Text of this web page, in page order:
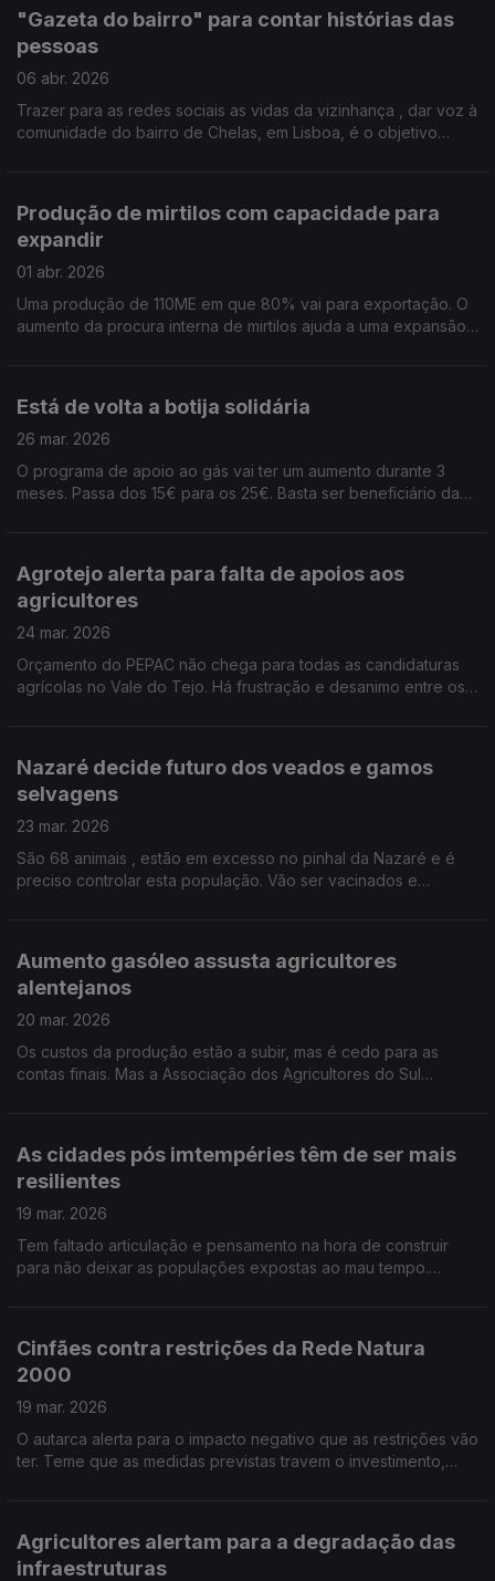
"Gazeta do bairro" para contar histórias das
pessoas
06 abr. 2026
Trazer para as redes sociais as vidas da vizinhança , dar voz à
comunidade do bairro de Chelas, em Lisboa, é o objetivo
Produção de mirtilos com capacidade para
expandir
01 abr. 2026
Uma produção de 110ME em que 80% vai para exportação. O
aumento da procura interna de mirtilos ajuda a uma expansão
Está de volta a botija solidária
26 mar. 2026
O programa de apoio ao gás vai ter um aumento durante 3
meses. Passa dos 15€ para os 25€. Basta ser beneficiário da
Agrotejo alerta para falta de apoios aos
agricultores
24 mar. 2026
Orçamento do PEPAC não chega para todas as candidaturas
agrícolas no Vale do Tejo. Há frustração e desanimo entre os
Nazaré decide futuro dos veados e gamos
selvagens
23 mar. 2026
São 68 animais , estão em excesso no pinhal da Nazaré e é
preciso controlar esta população. Vão ser vacinados e
Aumento gasóleo assusta agricultores
alentejanos
20 mar. 2026
Os custos da produção estão a subir, mas é cedo para as
contas finais. Mas a Associação dos Agricultores do Sul
As cidades pós imtempéries têm de ser mais
resilientes
19 mar. 2026
Tem faltado articulação e pensamento na hora de construir
para não deixar as populações expostas ao mau tempo.
Cinfães contra restrições da Rede Natura
2000
19 mar. 2026
O autarca alerta para o impacto negativo que as restrições vão
ter. Teme que as medidas previstas travem o investimento,
Agricultores alertam para a degradação das
infraestruturas